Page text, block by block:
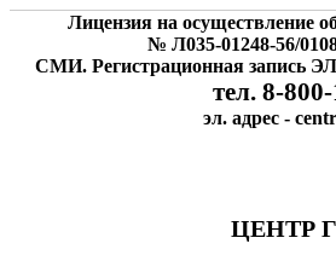
Лицензия на осуществление
№ Л035-01248-56/
СМИ. Регистрационная запись
тел. 8-
эл. адрес -